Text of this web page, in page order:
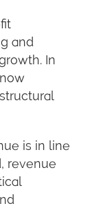
and
In
is in line
revenue